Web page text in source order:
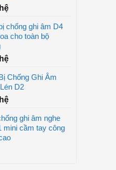
chống ghi âm D4
cho toàn bộ
Chống Ghi Âm
D2
ghi âm nghe
mini cầm tay công